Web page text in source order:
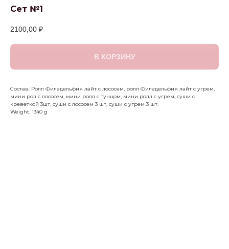
Сет №1
2100,00 ₽
В КОРЗИНУ
Состав: Ролл Филадельфия лайт с лососем, ролл Филадельфия лайт с угрем,
мини рол с лососем, мини ролл с тунцом, мини ролл с угрем, суши с
креветкой 3шт, суши с лососем 3 шт, суши с угрем 3 шт.
Weight: 1340 g